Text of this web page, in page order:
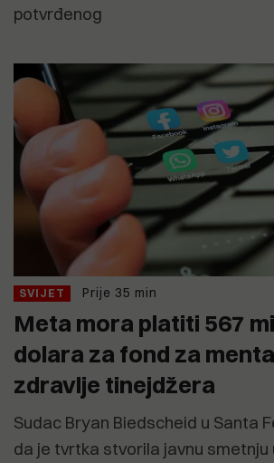
potvrđenog
SVIJET Prije 35 min
Meta mora platiti 567
dolara za fond za
zdravlje tinejdžera
Sudac Bryan Biedscheid u Santa
da je tvrtka stvorila javnu smetnju